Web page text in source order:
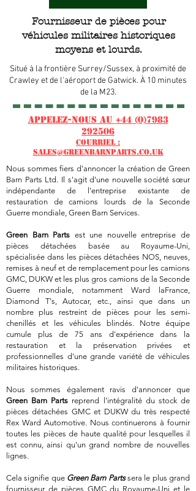
Fournisseur de pièces pour
véhicules militaires historiques
moyens et lourds.
Situé à la frontière Surrey/Sussex, à proximité de
Crawley et de l'aéroport de Gatwick. À 10 minutes
de la M23.
Appelez-nous au +44 (0)7983
292506
COURRIEL :
sales@greenbarnparts.co.uk
Nous sommes fiers d'annoncer la création de Green
Barn Parts Ltd. Il s'agit d'une nouvelle société sœur
indépendante de l'entreprise existante de
restauration de camions lourds de la Seconde
Guerre mondiale, Green Barn Services.
Green Barn Parts est une nouvelle entreprise de
pièces détachées basée au Royaume-Uni,
spécialisée dans les pièces détachées NOS, neuves,
remises à neuf et de remplacement pour les camions
GMC, DUKW et les plus gros camions de la Seconde
Guerre mondiale, notamment Ward laFrance,
Diamond T's, Autocar, etc., ainsi que dans un
nombre plus restreint de pièces pour les semi-
chenillés et les véhicules blindés. Notre équipe
cumule plus de 75 ans d'expérience dans la
restauration et la préservation privées et
professionnelles d'une grande variété de véhicules
militaires historiques.
Nous sommes également ravis d'annoncer que
Green Barn Parts reprend l'intégralité du stock de
pièces détachées GMC et DUKW du très respecté
Rex Ward Automotive. Nous continuerons à fournir
toutes les pièces de haute qualité pour lesquelles il
est connu, ainsi qu'un grand nombre de nouvelles
lignes.
Cela signifie que Green Barn Partssera le plus grand
fournisseur de pièces GMC du Royaume-Uni et le